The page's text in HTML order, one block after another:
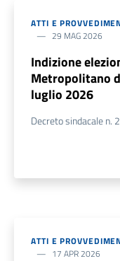
ATTI E
29 MAG 2026
Indizione
Metropolitano
luglio 2026
Decreto sindacale
ATTI E
17 APR 2026